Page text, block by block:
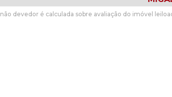
devedor é calculada sobre avaliação do imóvel